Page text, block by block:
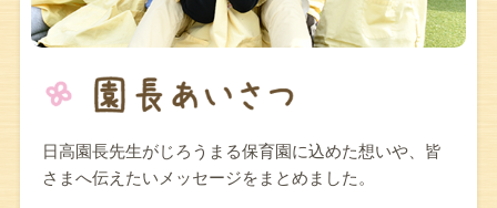
日高園長先生がじろうまる保育園に込めた想いや、皆
さまへ伝えたいメッセージをまとめました。